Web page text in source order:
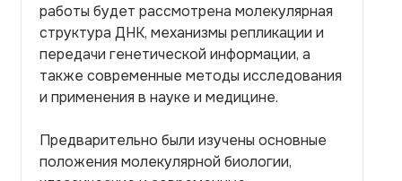
работы будет рассмотрена молекулярная
структура ДНК, механизмы репликации и
передачи генетической информации, а
также современные методы исследования
и применения в науке и медицине.
Предварительно были изучены основные
положения молекулярной биологии,